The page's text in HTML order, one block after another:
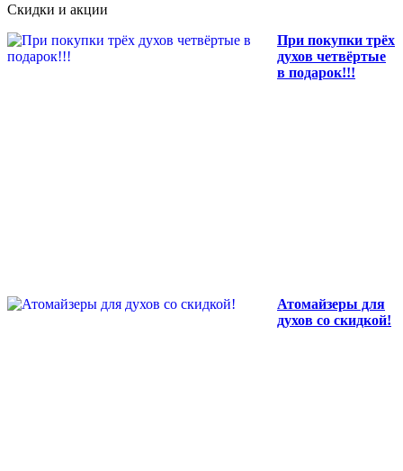
Скидки и акции
При покупки трёх
духов четвёртые
в подарок!!!
Атомайзеры для
духов со скидкой!